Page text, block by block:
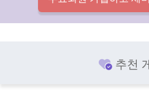
추천